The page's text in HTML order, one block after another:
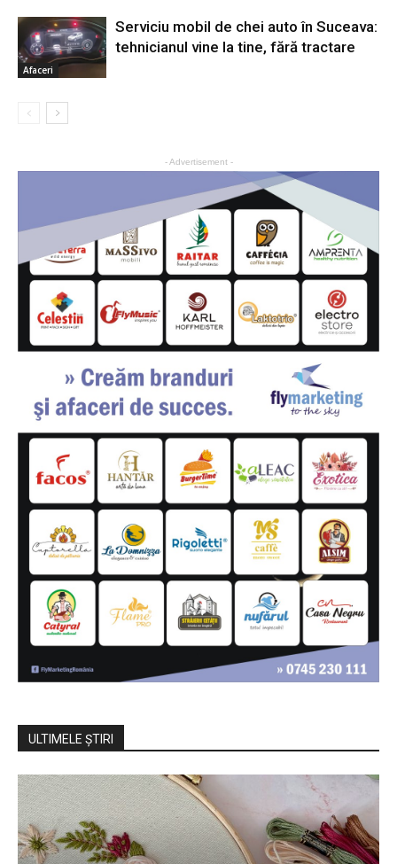
Afaceri
Serviciu mobil de chei auto în Suceava:
tehnicianul vine la tine, fără tractare
- Advertisement -
ULTIMELE ŞTIRI